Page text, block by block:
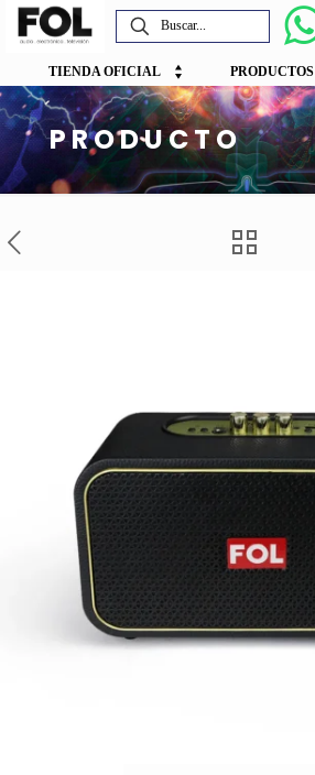
TIENDA OFICIAL PRODUCTOS
PRODUCTO